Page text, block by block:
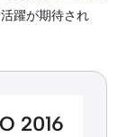
躍が期待され
2016